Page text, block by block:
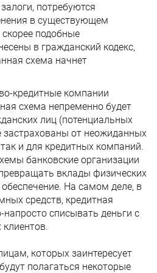
потребуются
в существующем
подобные
в гражданский кодекс,
схема начнет
кредитные компании
схема непременно будет
лиц (потенциальных
от неожиданных
и для кредитных компаний.
банковские организации
вклады физических
На самом деле, в
средств, кредитная
списывать деньги с
которых заинтересует
полагаться некоторые